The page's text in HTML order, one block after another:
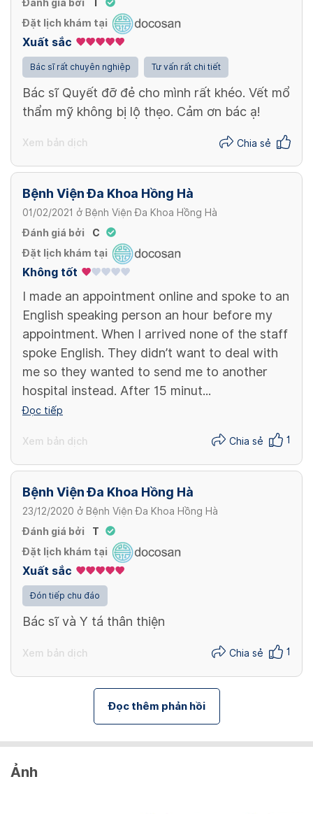
Đánh giá bởi
Đặt lịch khám tại
Xuất sắc
Bác sĩ rất chuyên nghiệp Tư vấn rất chi tiết
Bác sĩ Quyết đỡ đẻ cho mình rất khéo. Vết mổ
thẩm mỹ không bị lộ thẹo. Cảm ơn bác ạ!
Xem bản dịch Chia sẻ
Bệnh Viện Đa Khoa Hồng Hà
01/02/2021 ở Bệnh Viện Đa Khoa Hồng Hà
Đánh giá bởi
C
Đặt lịch khám tại
Không tốt
I made an appointment online and spoke to an
English speaking person an hour before my
appointment. When I arrived none of the staff
spoke English. They didn’t want to deal with
me so they wanted to send me to another
hospital instead. After 15 minut...
Đọc tiếp
Xem bản dịch Chia sẻ 1
Bệnh Viện Đa Khoa Hồng Hà
23/12/2020 ở Bệnh Viện Đa Khoa Hồng Hà
Đánh giá bởi
T
Đặt lịch khám tại
Xuất sắc
Đón tiếp chu đáo
Bác sĩ và Y tá thân thiện
Xem bản dịch Chia sẻ 1
Đọc thêm phản hồi
Ảnh